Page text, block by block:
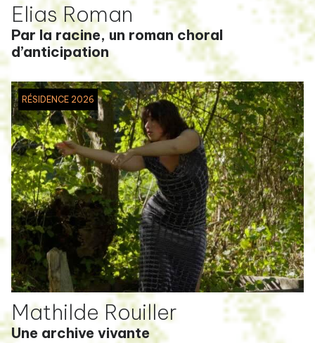
Elias Roman
Par la racine, un roman choral
d’anticipation
RÉSIDENCE 2026
Mathilde Rouiller
Une archive vivante